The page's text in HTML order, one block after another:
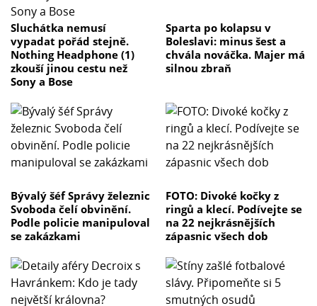
Sluchátka nemusí
vypadat pořád stejně.
Nothing Headphone (1)
zkouší jinou cestu než
Sony a Bose
Sparta po kolapsu v
Boleslavi: minus šest a
chvála nováčka. Majer má
silnou zbraň
Bývalý šéf Správy železnic
Svoboda čelí obvinění.
Podle policie manipuloval
se zakázkami
FOTO: Divoké kočky z
ringů a klecí. Podívejte se
na 22 nejkrásnějších
zápasnic všech dob